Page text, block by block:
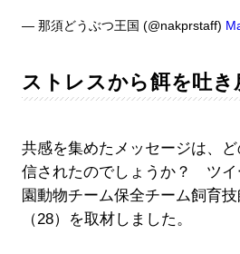
— 那須どうぶつ王国 (@nakprstaff)
ストレスから餌を吐き
共感を集めたメッセージは、
信されたのでしょうか？ ツイ
園動物チーム保全チーム飼育
（28）を取材しました。